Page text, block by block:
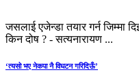
जसलाई एजेन्डा तयार गर्न जिम्मा
किन दोष ? - सत्यनारायण ...
‘त्यसो भए नेकपा नै विघटन गरिदिऊँ’